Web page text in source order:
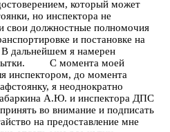
который может
но инспектора не
свои должностные полномочия
и постановке на
В дальнейшем я намерен
убытки. С момента моей
инспектором, до момента
я неоднократно
А.Ю. и инспектора ДПС
во внимание и подписать
на предоставление мне